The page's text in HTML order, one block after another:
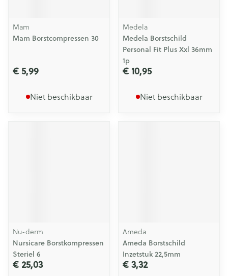
Mam
Mam Borstcompressen 30
€ 5,99
Niet beschikbaar
Medela
Medela Borstschild
Personal Fit Plus Xxl 36mm
1p
€ 10,95
Niet beschikbaar
Nu-derm
Nursicare Borstkompressen
Steriel 6
€ 25,03
Ameda
Ameda Borstschild
Inzetstuk 22,5mm
€ 3,32